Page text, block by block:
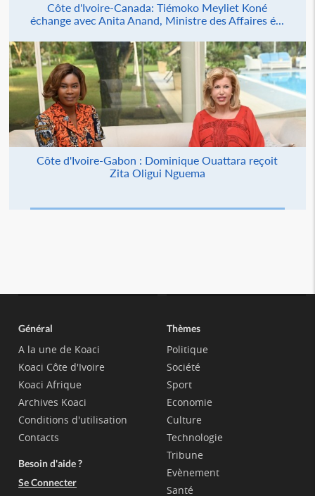
Côte d'Ivoire-Canada: Tiémoko Meyliet Koné
échange avec Anita Anand, Ministre des Affaires é...
Côte d'Ivoire-Gabon : Dominique Ouattara reçoit
Zita Oligui Nguema
Général
A la une de Koaci
Koaci Côte d'Ivoire
Koaci Afrique
Archives Koaci
Conditions d'utilisation
Contacts
Besoin d'aide ?
Se Connecter
Thèmes
Politique
Société
Sport
Economie
Culture
Technologie
Tribune
Evènement
Santé